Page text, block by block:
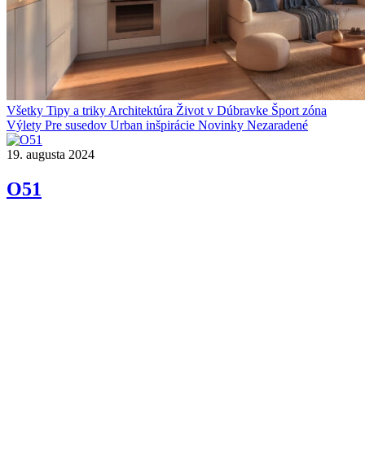
Všetky Tipy a triky Architektúra Život v Dúbravke Šport zóna
Výlety Pre susedov Urban inšpirácie Novinky Nezaradené
19. augusta 2024
O51